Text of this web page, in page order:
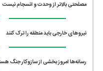
مصلحتی بالاتر از وحدت و انسجام نیست
نیروهای خارجی باید منطقه را ترک کنند
رسانه‌ها امروز بخشی از سازوکار جنگ